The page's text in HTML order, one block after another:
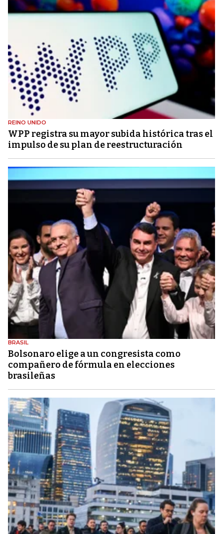
REINO UNIDO
WPP registra su mayor subida histórica tras el
impulso de su plan de reestructuración
BRASIL
Bolsonaro elige a un congresista como
compañero de fórmula en elecciones
brasileñas